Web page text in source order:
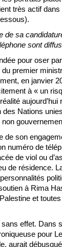
très actif
de sa
sont
pour oser
du premier
en janvier
à « un
des Nations
non
de son
numéro de
de viol ou
de résidence.
à Rima
et
sans effet.
pour
aurait